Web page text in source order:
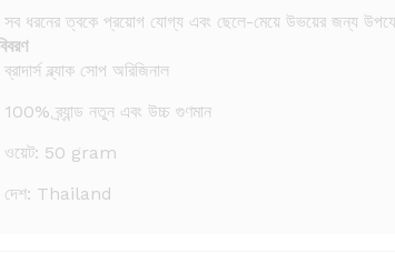
সব ধরনের ত্বকে প্রয়োগ যোগ্য এবং ছেলে-মেয়ে উভয়ের জন্য
ব্রাদার্স ব্ল্যাক সোপ অরিজিনাল
100% ব্র্যান্ড নতুন এবং উচ্চ গুণমান
ওয়েট: 50 gram
দেশ: Thailand